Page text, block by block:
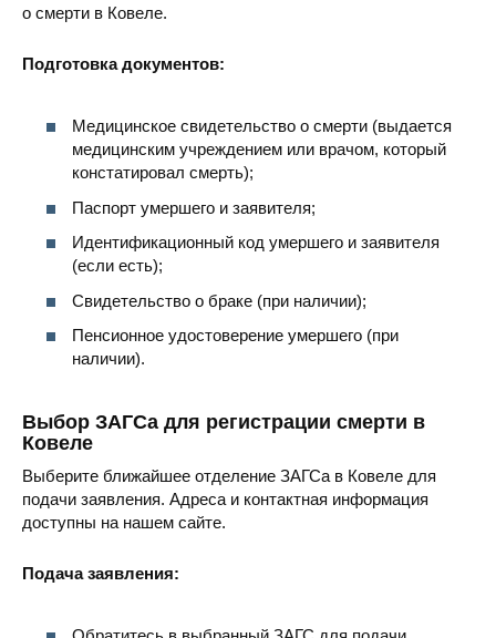
о смерти в Ковеле.
Подготовка документов:
Медицинское свидетельство о смерти (выдается
медицинским учреждением или врачом, который
констатировал смерть);
Паспорт умершего и заявителя;
Идентификационный код умершего и заявителя
(если есть);
Свидетельство о браке (при наличии);
Пенсионное удостоверение умершего (при
наличии).
Выбор ЗАГСа для регистрации смерти в
Ковеле
Выберите ближайшее отделение ЗАГСа в Ковеле для
подачи заявления. Адреса и контактная информация
доступны на нашем сайте.
Подача заявления: